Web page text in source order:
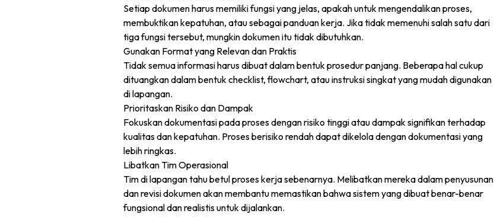
Setiap dokumen harus memiliki fungsi yang jelas, apakah untuk mengendalikan proses,
membuktikan kepatuhan, atau sebagai panduan kerja. Jika tidak memenuhi salah satu dari
tiga fungsi tersebut, mungkin dokumen itu tidak dibutuhkan.
Gunakan Format yang Relevan dan Praktis
Tidak semua informasi harus dibuat dalam bentuk prosedur panjang. Beberapa hal cukup
dituangkan dalam bentuk checklist, flowchart, atau instruksi singkat yang mudah digunakan
di lapangan.
Prioritaskan Risiko dan Dampak
Fokuskan dokumentasi pada proses dengan risiko tinggi atau dampak signifikan terhadap
kualitas dan kepatuhan. Proses berisiko rendah dapat dikelola dengan dokumentasi yang
lebih ringkas.
Libatkan Tim Operasional
Tim di lapangan tahu betul proses kerja sebenarnya. Melibatkan mereka dalam penyusunan
dan revisi dokumen akan membantu memastikan bahwa sistem yang dibuat benar-benar
fungsional dan realistis untuk dijalankan.